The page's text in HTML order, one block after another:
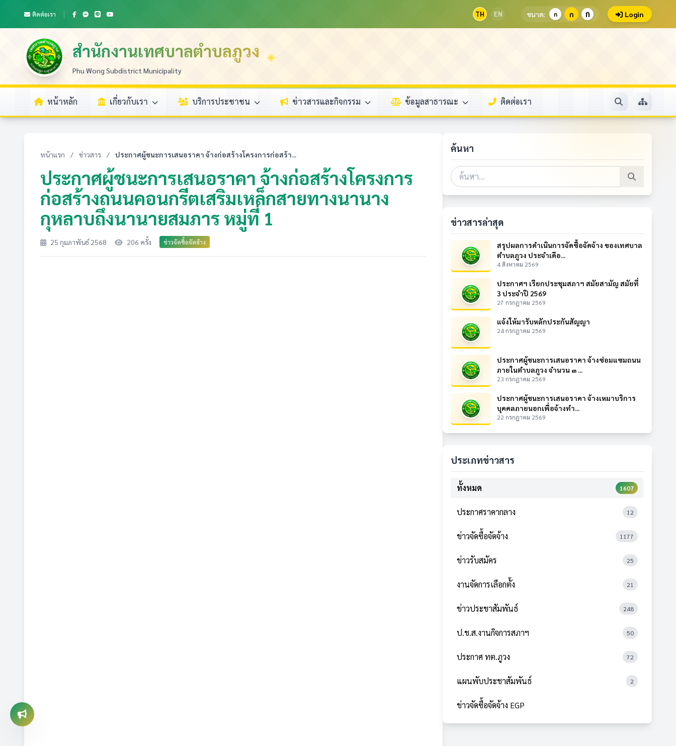
ติดต่อเรา TH EN ขนาด: ก ก ก Login
สำนักงานเทศบาลตำบลภูวง
Phu Wong Subdistrict Municipality
หน้าหลัก เกี่ยวกับเรา บริการประชาชน ข่าวสารและกิจกรรม ข้อมูลสาธารณะ ติดต่อเรา
หน้าแรก / ข่าวสาร / ประกาศผู้ชนะการเสนอราคา จ้างก่อสร้างโครงการก่อสร้า...
ประกาศผู้ชนะการเสนอราคา จ้างก่อสร้างโครงการ
ก่อสร้างถนนคอนกรีตเสริมเหล็กสายทางนานาง
กุหลาบถึงนานายสมภาร หมู่ที่ 1
25 กุมภาพันธ์ 2568 206 ครั้ง ข่าวจัดซื้อจัดจ้าง
ค้นหา
ข่าวสารล่าสุด
สรุปผลการดำเนินการจัดซื้อจัดจ้าง ของเทศบาล
ตำบลภูวง ประจำเดือ...
4 สิงหาคม 2569
ประกาศฯ เรียกประชุมสภาฯ สมัยสามัญ สมัยที่
3 ประจำปี 2569
27 กรกฎาคม 2569
แจ้งให้มารับหลักประกันสัญญา
24 กรกฎาคม 2569
ประกาศผู้ชนะการเสนอราคา จ้างซ่อมแซมถนน
ภายในตำบลภูวง จำนวน ๓ ...
23 กรกฎาคม 2569
ประกาศผู้ชนะการเสนอราคา จ้างเหมาบริการ
บุคคลภายนอกเพื่อจ้างทำ...
22 กรกฎาคม 2569
ประเภทข่าวสาร
ทั้งหมด 1607
ประกาศราคากลาง 12
ข่าวจัดซื้อจัดจ้าง 1177
ข่าวรับสมัคร 25
งานจัดการเลือกตั้ง 21
ข่าวประชาสัมพันธ์ 248
ป.ช.ส.งานกิจการสภาฯ 50
ประกาศ ทต.ภูวง 72
แผนพับประชาสัมพันธ์ 2
ข่าวจัดซื้อจัดจ้าง EGP